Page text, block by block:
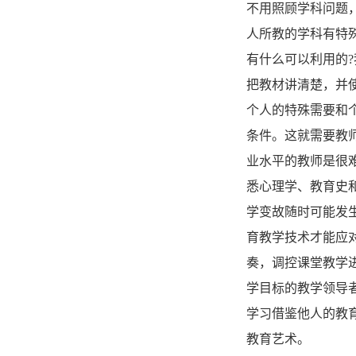
不用照顾学科问题
人所教的学科有特
有什么可以利用的
把教材讲清楚，并
个人的特殊需要和
条件。这就需要教
业水平的教师是很
悉心理学、教育史
学变故随时可能发
育教学技术才能应
奏，调控课堂教学
学目标的教学领导
学习借鉴他人的教
教育艺术。